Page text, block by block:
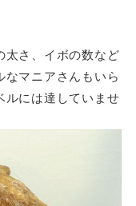
太さ、イボの数など
マニアさんもいら
ルには達していませ